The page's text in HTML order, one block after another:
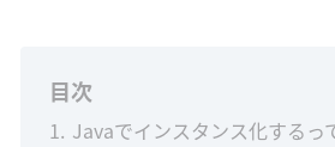
目次
1 Javaでインスタンス化するっ